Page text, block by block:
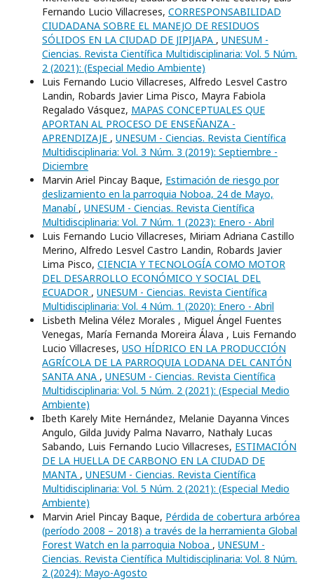
Fernando Lucio Villacreses, CORRESPONSABILIDAD
CIUDADANA SOBRE EL MANEJO DE RESIDUOS
SÓLIDOS EN LA CIUDAD DE JIPIJAPA , UNESUM -
Ciencias. Revista Científica Multidisciplinaria: Vol. 5 Núm.
2 (2021): (Especial Medio Ambiente)
Luis Fernando Lucio Villacreses, Alfredo Lesvel Castro
Landin, Robards Javier Lima Pisco, Mayra Fabiola
Regalado Vásquez, MAPAS CONCEPTUALES QUE
APORTAN AL PROCESO DE ENSEÑANZA -
APRENDIZAJE , UNESUM - Ciencias. Revista Científica
Multidisciplinaria: Vol. 3 Núm. 3 (2019): Septiembre -
Diciembre
Marvin Ariel Pincay Baque, Estimación de riesgo por
deslizamiento en la parroquia Noboa, 24 de Mayo,
Manabí , UNESUM - Ciencias. Revista Científica
Multidisciplinaria: Vol. 7 Núm. 1 (2023): Enero - Abril
Luis Fernando Lucio Villacreses, Miriam Adriana Castillo
Merino, Alfredo Lesvel Castro Landin, Robards Javier
Lima Pisco, CIENCIA Y TECNOLOGÍA COMO MOTOR
DEL DESARROLLO ECONÓMICO Y SOCIAL DEL
ECUADOR , UNESUM - Ciencias. Revista Científica
Multidisciplinaria: Vol. 4 Núm. 1 (2020): Enero - Abril
Lisbeth Melina Vélez Morales , Miguel Ángel Fuentes
Venegas, María Fernanda Moreira Álava , Luis Fernando
Lucio Villacreses, USO HÍDRICO EN LA PRODUCCIÓN
AGRÍCOLA DE LA PARROQUIA LODANA DEL CANTÓN
SANTA ANA , UNESUM - Ciencias. Revista Científica
Multidisciplinaria: Vol. 5 Núm. 2 (2021): (Especial Medio
Ambiente)
Ibeth Karely Mite Hernández, Melanie Dayanna Vinces
Angulo, Gilda Juvidy Palma Navarro, Nathaly Lucas
Sabando, Luis Fernando Lucio Villacreses, ESTIMACIÓN
DE LA HUELLA DE CARBONO EN LA CIUDAD DE
MANTA , UNESUM - Ciencias. Revista Científica
Multidisciplinaria: Vol. 5 Núm. 2 (2021): (Especial Medio
Ambiente)
Marvin Ariel Pincay Baque, Pérdida de cobertura arbórea
(período 2008 – 2018) a través de la herramienta Global
Forest Watch en la parroquia Noboa , UNESUM -
Ciencias. Revista Científica Multidisciplinaria: Vol. 8 Núm.
2 (2024): Mayo-Agosto